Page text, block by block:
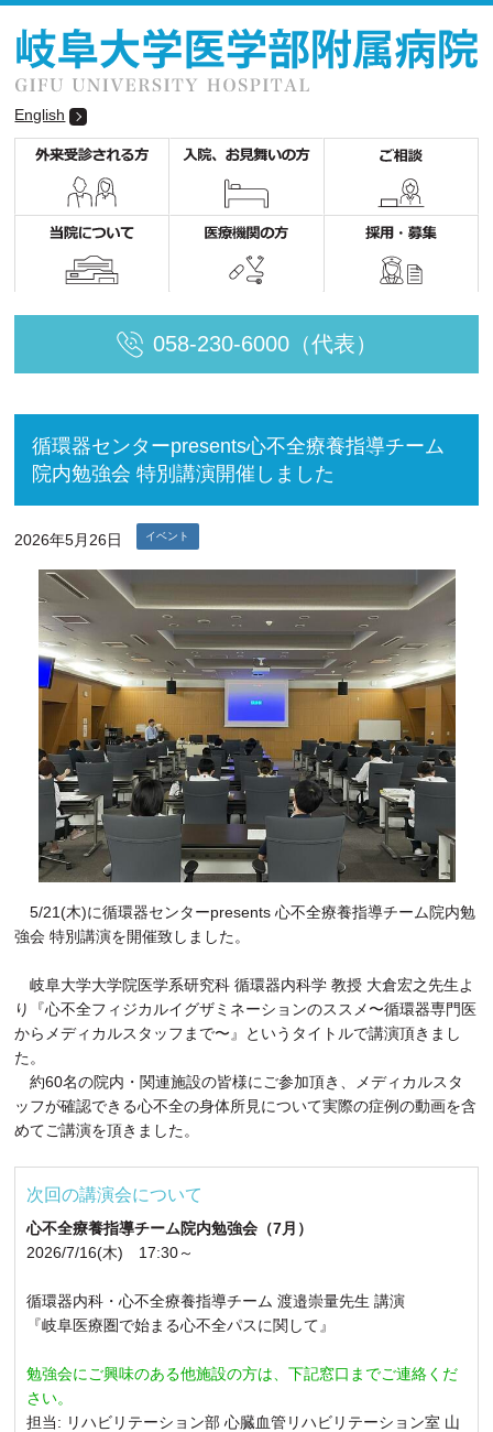
English
058-230-6000（代表）
循環器センターpresents心不全療養指導チーム
院内勉強会 特別講演開催しました
2026年5月26日 イベント
5/21(木)に循環器センターpresents 心不全療養指導チーム院内勉
強会 特別講演を開催致しました。
岐阜大学大学院医学系研究科 循環器内科学 教授 大倉宏之先生よ
り『心不全フィジカルイグザミネーションのススメ〜循環器専門医
からメディカルスタッフまで〜』というタイトルで講演頂きまし
た。
約60名の院内・関連施設の皆様にご参加頂き、メディカルスタ
ッフが確認できる心不全の身体所見について実際の症例の動画を含
めてご講演を頂きました。
次回の講演会について
心不全療養指導チーム院内勉強会（7月）
2026/7/16(木) 17:30～
循環器内科・心不全療養指導チーム 渡邉崇量先生 講演
『岐阜医療圏で始まる心不全パスに関して』
勉強会にご興味のある他施設の方は、下記窓口までご連絡くだ
さい。
担当: リハビリテーション部 心臓血管リハビリテーション室 山